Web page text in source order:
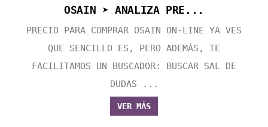
OSAIN ➤ ANALIZA PRE...
PRECIO PARA COMPRAR OSAIN ON-LINE YA VES
QUE SENCILLO ES, PERO ADEMÁS, TE
FACILITAMOS UN BUSCADOR: BUSCAR SAL DE
DUDAS ...
VER MÁS